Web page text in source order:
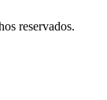
reservados.